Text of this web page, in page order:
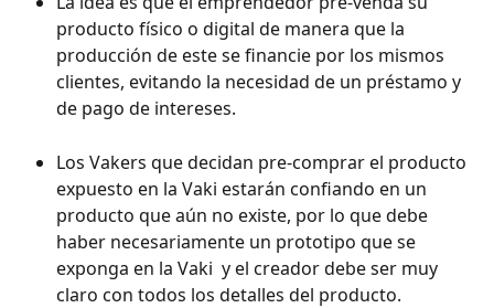
producto físico o digital de manera que la
producción de este se financie por los mismos
clientes, evitando la necesidad de un préstamo y
de pago de intereses.
Los Vakers que decidan pre-comprar el producto
expuesto en la Vaki estarán confiando en un
producto que aún no existe, por lo que debe
haber necesariamente un prototipo que se
exponga en la Vaki  y el creador debe ser muy
claro con todos los detalles del producto.